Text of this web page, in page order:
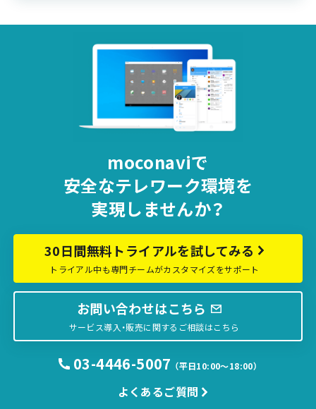
moconaviで
安全なテレワーク環境を
実現しませんか？
30日間無料トライアルを試してみる
トライアル中も専門チームがカスタマイズをサポート
お問い合わせはこちら
サービス導入・販売に関するご相談はこちら
03-4446-5007 （平日10:00〜18:00）
よくあるご質問